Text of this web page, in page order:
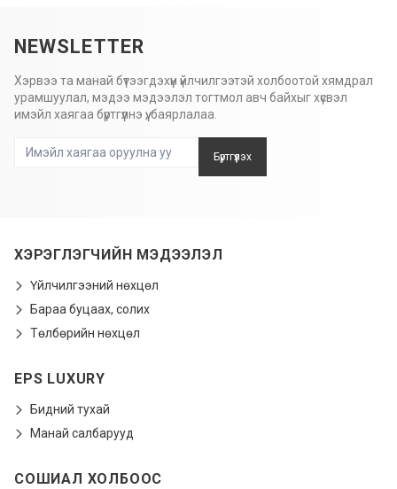
NEWSLETTER
Хэрвээ та манай бүтээгдэхүүн үйлчилгээтэй холбоотой хямдрал
урамшуулал, мэдээ мэдээлэл тогтмол авч байхыг хүсвэл
имэйл хаягаа бүртгүүлнэ үү, баярлалаа.
Бүртгүүлэх
ХЭРЭГЛЭГЧИЙН МЭДЭЭЛЭЛ
Үйлчилгээний нөхцөл
Бараа буцаах, солих
Төлбөрийн нөхцөл
EPS LUXURY
Бидний тухай
Манай салбарууд
СОШИАЛ ХОЛБООС